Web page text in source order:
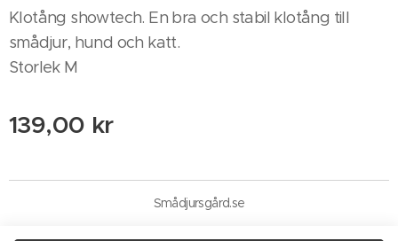
Klotång showtech. En bra och stabil klotång till
smådjur, hund och katt.
Storlek M
139,00 kr
Smådjursgård.se